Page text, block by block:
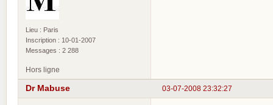
Lieu : Paris
Inscription : 10-01-2007
Messages : 2 288
Hors ligne
03-07-2008 23:32:27
Dr Mabuse